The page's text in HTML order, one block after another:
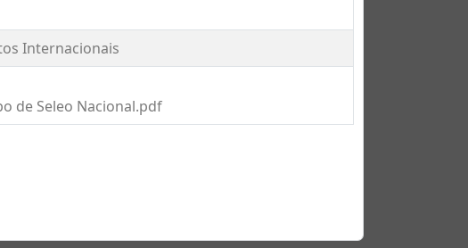
Internacionais
de Seleo Nacional.pdf